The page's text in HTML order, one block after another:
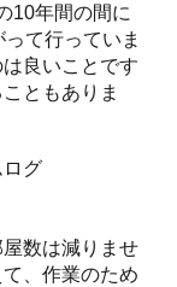
10年間の間に
て行っていま
良いことです
ともありま
数は減りませ
、作業のため